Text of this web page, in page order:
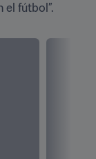
fútbol”.